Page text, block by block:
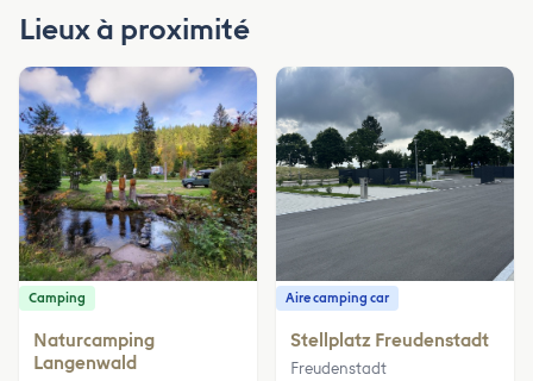
Lieux à proximité
Camping
Naturcamping
Langenwald
Aire camping car
Stellplatz Freudenstadt
Freudenstadt